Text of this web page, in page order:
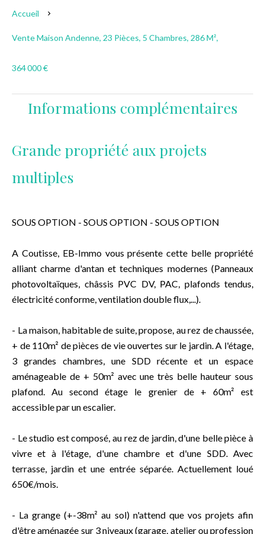
Accueil
Vente Maison Andenne, 23 Pièces, 5 Chambres, 286 M²,
364 000 €
Informations complémentaires
Grande propriété aux projets
multiples
SOUS OPTION - SOUS OPTION - SOUS OPTION
A Coutisse, EB-Immo vous présente cette belle propriété
alliant charme d'antan et techniques modernes (Panneaux
photovoltaïques, châssis PVC DV, PAC, plafonds tendus,
électricité conforme, ventilation double flux,...).
- La maison, habitable de suite, propose, au rez de chaussée,
+ de 110m² de pièces de vie ouvertes sur le jardin. A l'étage,
3 grandes chambres, une SDD récente et un espace
aménageable de + 50m² avec une très belle hauteur sous
plafond. Au second étage le grenier de + 60m² est
accessible par un escalier.
- Le studio est composé, au rez de jardin, d'une belle pièce à
vivre et à l'étage, d'une chambre et d'une SDD. Avec
terrasse, jardin et une entrée séparée. Actuellement loué
650€/mois.
- La grange (+-38m² au sol) n'attend que vos projets afin
d'être aménagée sur 3 niveaux (garage, atelier ou profession